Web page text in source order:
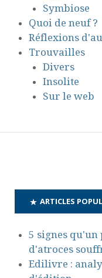
Symbiose
Quoi de neuf ?
Réflexions
Trouvailles
Divers
Insolite
Sur le web
ARTICLES
5 signes
d'atroces
Edilivre :